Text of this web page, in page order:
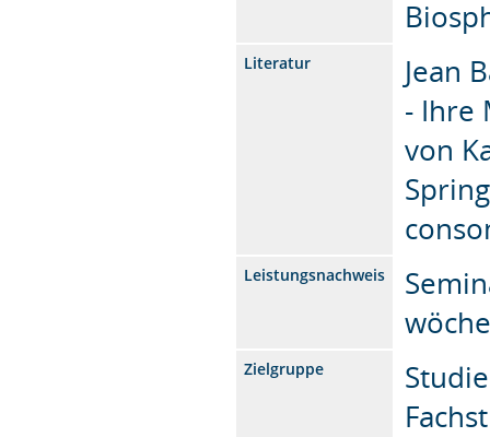
Literatur
Jean
- Ihre
von
Leistungsnachweis
Zielgruppe